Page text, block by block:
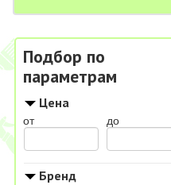
Подбор по
параметрам
Цена
от до
Бренд